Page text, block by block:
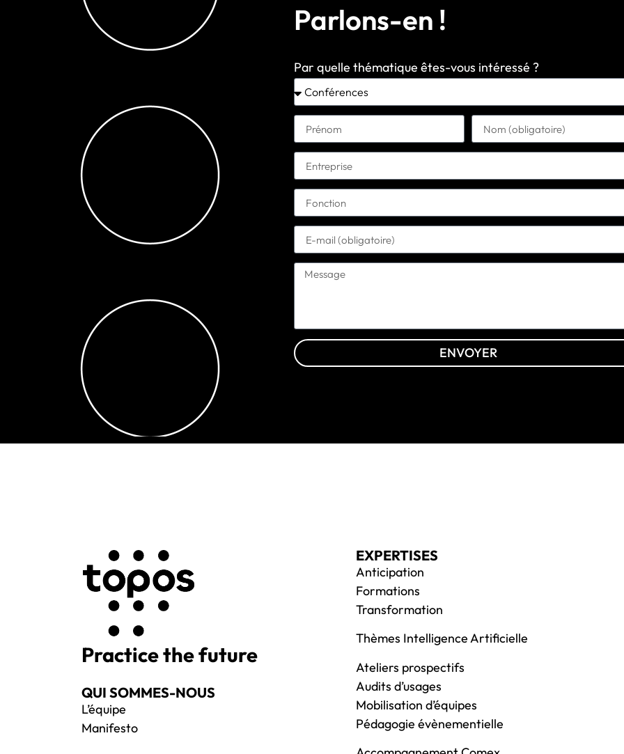
Parlons-en !
Par quelle thématique êtes-vous intéressé ?
ENVOYER
Practice the future
QUI SOMMES-NOUS
L’équipe
Manifesto
EXPERTISES
Anticipation
Formations
Transformation
Thèmes Intelligence Artificielle
Ateliers prospectifs
Audits d’usages
Mobilisation d’équipes
Pédagogie évènementielle